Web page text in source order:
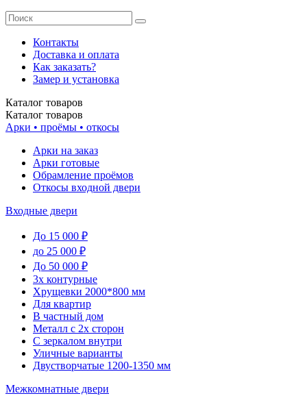
Контакты
Доставка и оплата
Как заказать?
Замер и установка
Каталог товаров
Каталог товаров
Арки • проёмы • откосы
Арки на заказ
Арки готовые
Обрамление проёмов
Откосы входной двери
Входные двери
До 15 000 ₽
до 25 000 ₽
До 50 000 ₽
3х контурные
Хрущевки 2000*800 мм
Для квартир
В частный дом
Металл с 2х сторон
С зеркалом внутри
Уличные варианты
Двустворчатые 1200-1350 мм
Межкомнатные двери